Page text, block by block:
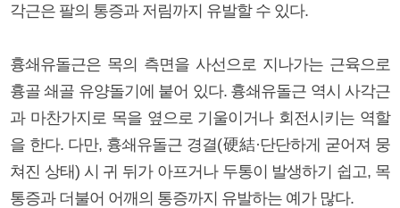
각근은 팔의 통증과 저림까지 유발할 수 있다.
흉쇄유돌근은 목의 측면을 사선으로 지나가는 근육으로
흉골 쇄골 유양돌기에 붙어 있다. 흉쇄유돌근 역시 사각근
과 마찬가지로 목을 옆으로 기울이거나 회전시키는 역할
을 한다. 다만, 흉쇄유돌근 경결(硬結·단단하게 굳어져 뭉
쳐진 상태) 시 귀 뒤가 아프거나 두통이 발생하기 쉽고, 목
통증과 더불어 어깨의 통증까지 유발하는 예가 많다.